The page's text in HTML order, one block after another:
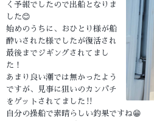
く予報でしたので出船となりま
した😊
始めのうちに、おひとり様が船
酔いされた様でしたが復活され
最後までジギングされてまし
た！
あまり良い潮では無かったよう
ですが、見事に狙いのカンパチ
をゲットされてました‼️
自分の操船で素晴らしい釣果ですね😁